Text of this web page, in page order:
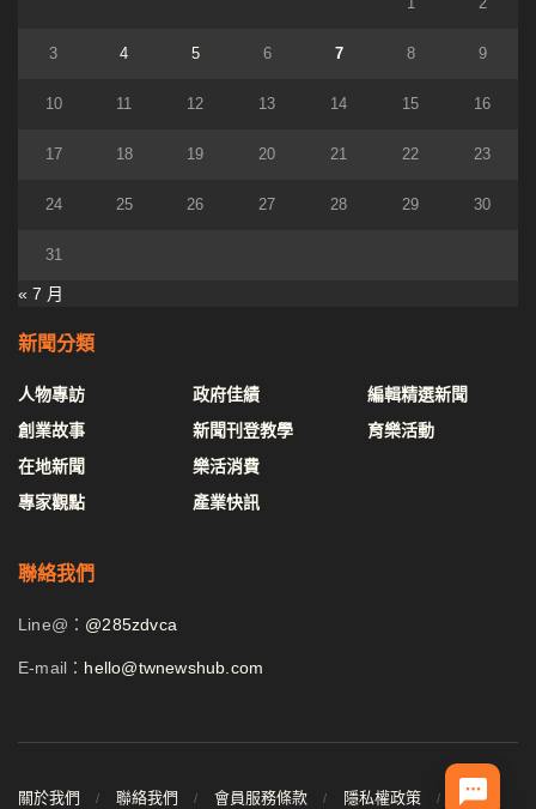
3 4 5 6 7 8 9
10 11 12 13 14 15 16
17 18 19 20 21 22 23
24 25 26 27 28 29 30
31
« 7 月
新聞分類
人物專訪
創業故事
在地新聞
專家觀點
政府佳績
新聞刊登教學
樂活消費
產業快訊
編輯精選新聞
育樂活動
聯絡我們
Line@： @285zdvca
E-mail： hello@twnewshub.com
關於我們 聯絡我們 會員服務條款 隱私權政策